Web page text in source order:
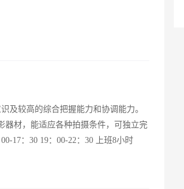
及较高的综合把握能力和协调能力。
器材，能适应各种拍摄条件，可独立完
17：30 19：00-22：30 上班8小时